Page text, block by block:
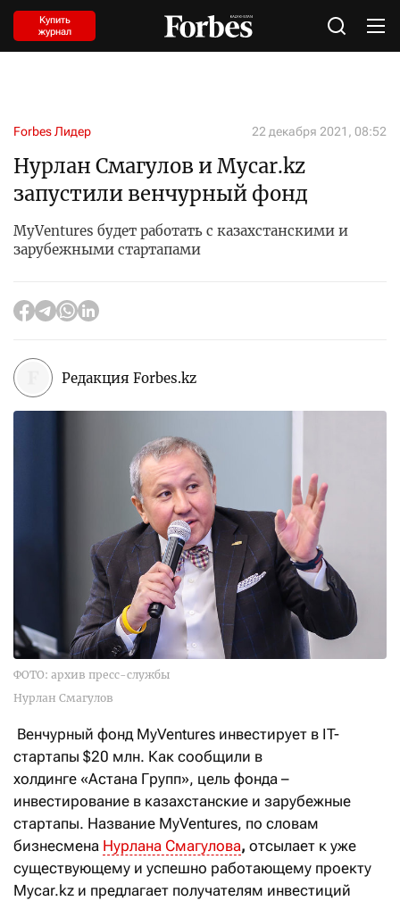
Купить
журнал
Forbes Лидер 22 декабря 2021, 08:52
Нурлан Смагулов и Mycar.kz
запустили венчурный фонд
MyVentures будет работать с казахстанскими и
зарубежными стартапами
Редакция Forbes.kz
ФОТО: архив пресс-службы
Нурлан Смагулов
Венчурный фонд MyVentures инвестирует в IT-
стартапы $20 млн. Как сообщили в
холдинге «Астана Групп», цель фонда –
инвестирование в казахстанские и зарубежные
стартапы. Название MyVentures, по словам
бизнесмена Нурлана Смагулова, отсылает к уже
существующему и успешно работающему проекту
Mycar.kz и предлагает получателям инвестиций